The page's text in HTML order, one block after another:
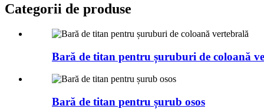
Categorii de produse
Bară de titan pentru șuruburi de coloană
Bară de titan pentru șurub osos